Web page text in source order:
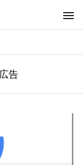
告